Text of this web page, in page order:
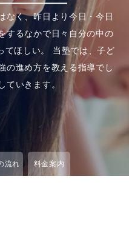
なく、昨日より今日・今日
するなかで日々自分の中の
ほしい。
当塾では、子ど
の進め方を教える指導でし
ていきます。
流れ 料金案内